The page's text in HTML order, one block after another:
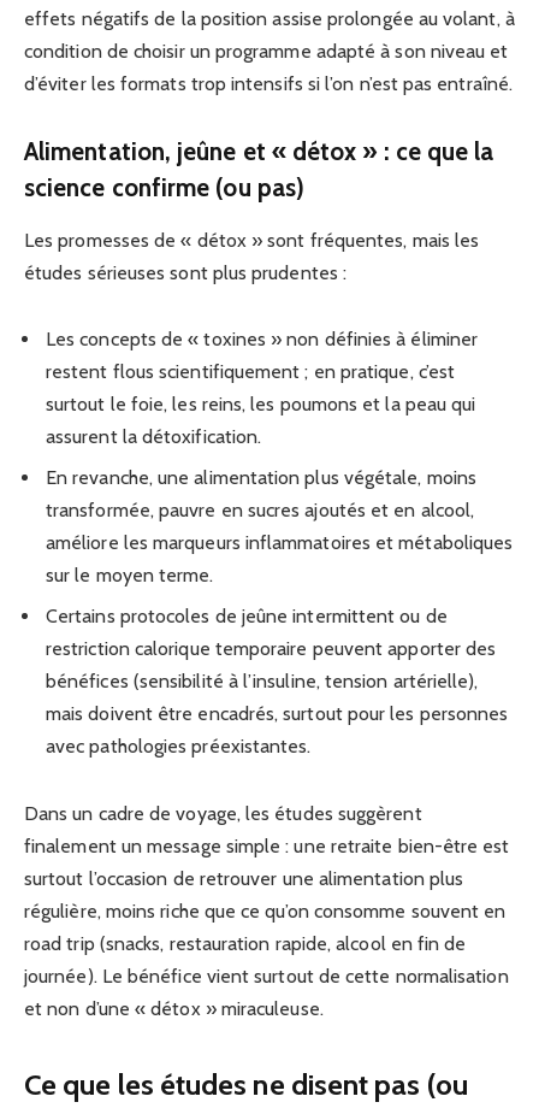
effets négatifs de la position assise prolongée au volant, à
condition de choisir un programme adapté à son niveau et
d’éviter les formats trop intensifs si l’on n’est pas entraîné.
Alimentation, jeûne et « détox » : ce que la
science confirme (ou pas)
Les promesses de « détox » sont fréquentes, mais les
études sérieuses sont plus prudentes :
Les concepts de « toxines » non définies à éliminer
restent flous scientifiquement ; en pratique, c’est
surtout le foie, les reins, les poumons et la peau qui
assurent la détoxification.
En revanche, une alimentation plus végétale, moins
transformée, pauvre en sucres ajoutés et en alcool,
améliore les marqueurs inflammatoires et métaboliques
sur le moyen terme.
Certains protocoles de jeûne intermittent ou de
restriction calorique temporaire peuvent apporter des
bénéfices (sensibilité à l’insuline, tension artérielle),
mais doivent être encadrés, surtout pour les personnes
avec pathologies préexistantes.
Dans un cadre de voyage, les études suggèrent
finalement un message simple : une retraite bien-être est
surtout l’occasion de retrouver une alimentation plus
régulière, moins riche que ce qu’on consomme souvent en
road trip (snacks, restauration rapide, alcool en fin de
journée). Le bénéfice vient surtout de cette normalisation
et non d’une « détox » miraculeuse.
Ce que les études ne disent pas (ou